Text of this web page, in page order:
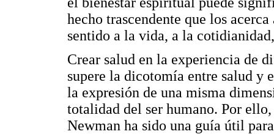
hecho trascendente que los
sentido a la vida, a la
Crear salud en la experiencia de
supere la dicotomía entre salud y
la expresión de una misma
totalidad del ser humano. Por
Newman ha sido una guía útil